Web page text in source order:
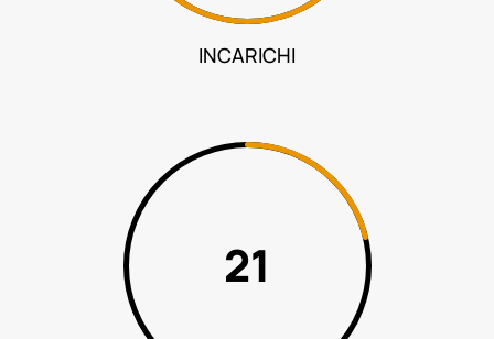
INCARICHI
99